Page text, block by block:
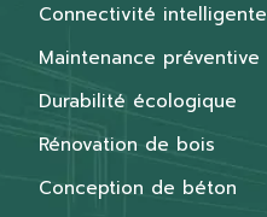
Connectivité intelligente
Maintenance préventive
Durabilité écologique
Rénovation de bois
Conception de béton